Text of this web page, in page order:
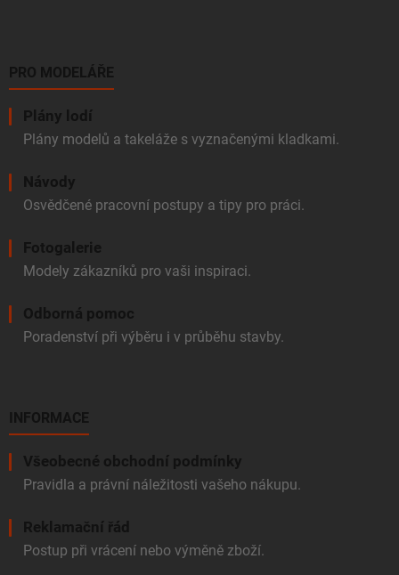
PRO MODELÁŘE
Plány lodí
Plány modelů a takeláže s vyznačenými kladkami.
Návody
Osvědčené pracovní postupy a tipy pro práci.
Fotogalerie
Modely zákazníků pro vaši inspiraci.
Odborná pomoc
Poradenství při výběru i v průběhu stavby.
INFORMACE
Všeobecné obchodní podmínky
Pravidla a právní náležitosti vašeho nákupu.
Reklamační řád
Postup při vrácení nebo výměně zboží.